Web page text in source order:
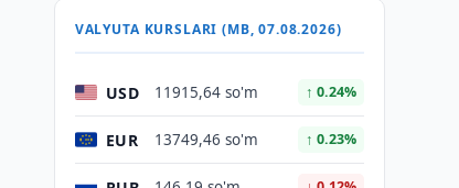
VALYUTA KURSLARI (MB, 07.08.2026)
USD 11915,64 so'm ↑ 0.24%
EUR 13749,46 so'm ↑ 0.23%